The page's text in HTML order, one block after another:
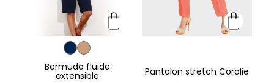
Bermuda fluide
extensible Pantalon stretch Coralie